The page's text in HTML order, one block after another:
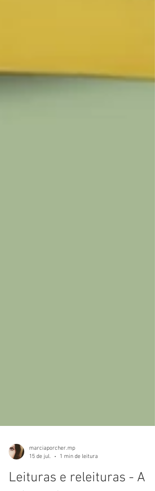
marciaporcher.mp
15 de jul.
1 min de leitura